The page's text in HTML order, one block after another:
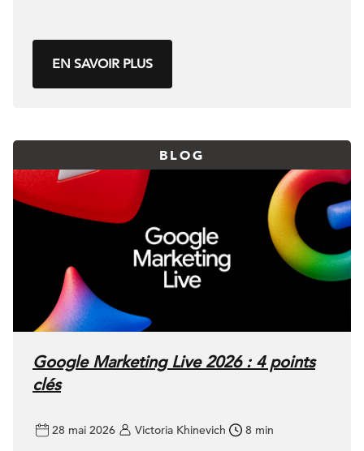
EN SAVOIR PLUS
BLOG
Google Marketing Live 2026 : 4 points
clés
28 mai 2026 Victoria Khinevich 8 min